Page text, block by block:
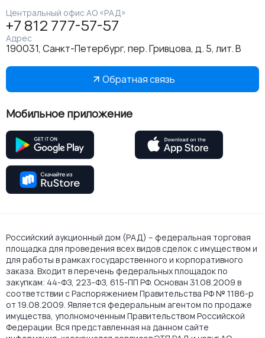
Центральный офис АО «РАД»
+7 812 777-57-57
Адрес
190031, Санкт-Петербург, пер. Гривцова, д. 5, лит. В
Обратная связь
Мобильное приложение
Российский аукционный дом (РАД) – федеральная торговая
площадка для проведения всех видов сделок с имуществом и
для работы в рамках государственного и корпоративного
заказа. Входит в перечень федеральных площадок по
закупкам: 44-ФЗ, 223-ФЗ, 615-ПП РФ. Основан 31.08.2009 в
соответствии с Распоряжением Правительства РФ № 1186-р
от 19.08.2009. Является федеральным агентом по продаже
имущества, уполномоченным Правительством Российской
Федерации. Вся представленная на данном сайте